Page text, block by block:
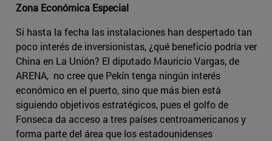
Zona Económica Especial
Si hasta la fecha las instalaciones han despertado tan
poco interés de inversionistas, ¿qué beneficio podría ver
China en La Unión? El diputado Mauricio Vargas, de
ARENA, no cree que Pekín tenga ningún interés
económico en el puerto, sino que más bien está
siguiendo objetivos estratégicos, pues el golfo de
Fonseca da acceso a tres países centroamericanos y
forma parte del área que los estadounidenses